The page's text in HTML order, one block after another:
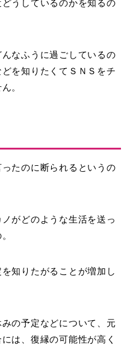
うしているのかを知るの
なふうに過ごしているの
を知りたくてＳＮＳをチ
。
たのに断られるというの
がどのような生活を送っ
知りたがる ことが増加し
の予定などについて、元
は、復縁の可能性が高く